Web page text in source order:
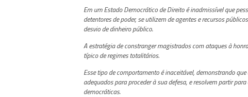
Em um Estado Democrático de Direito é inadmissível que
detentores de poder, se utilizem de agentes e recursos
desvio de dinheiro público.
A estratégia de constranger magistrados com ataques à
típico de regimes totalitários.
Esse tipo de comportamento é inaceitável, demonstrando
adequados para proceder à sua defesa, e resolvem partir
democráticas.